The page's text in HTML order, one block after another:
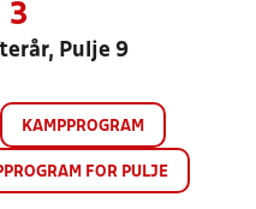
3
Pulje 9
KAMPPROGRAM
FOR PULJE